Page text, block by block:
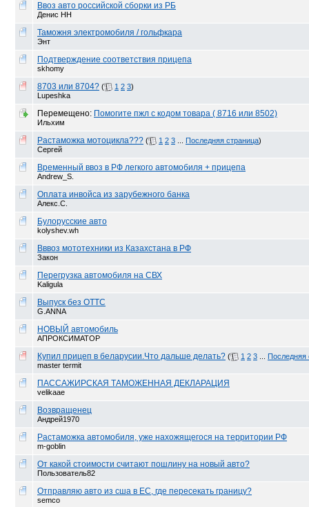
Ввоз авто российской сборки из РБ
Денис НН
Таможня электромобиля / гольфкара
Энт
Подтверждение соответствия прицепа
skhomy
8703 или 8704? ( 1 2 3)
Lupeshka
Перемещено: Помогите пжл с кодом товара ( 8716 или 8502)
Ильхим
Растаможка мотоцикла??? ( 1 2 3 Последняя страница)
Сергей
Временный ввоз в РФ легкого автомобиля + прицепа
Andrew_S.
Оплата инвойса из зарубежного банка
Алекс.С.
Булорусские авто
kolyshev.wh
Вввоз мототехники из Казахстана в РФ
Закон
Перегрузка автомобиля на СВХ
Kaligula
Выпуск без ОТТС
G.ANNA
НОВЫЙ автомобиль
АПРОКСИМАТОР
Купил прицеп в беларусии.Что дальше делать? ( 1 2 3
Последняя
master termit
ПАССАЖИРСКАЯ ТАМОЖЕННАЯ ДЕКЛАРАЦИЯ
velikaae
Возвращенец
Андрей1970
Растаможка автомобиля, уже нахожящегося на территории РФ
m-goblin
От какой стоимости считают пошлину на новый авто?
Пользователь82
Отправляю авто из сша в ЕС, где пересекать границу?
semco